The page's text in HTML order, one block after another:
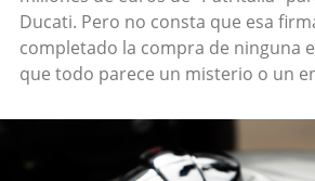
Ducati. Pero no consta que esa
completado la compra de ninguna
que todo parece un misterio o un